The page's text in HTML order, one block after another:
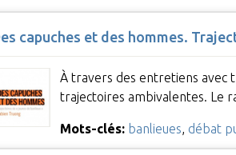
capuches et des hommes.
À travers des entretiens avec
trajectoires ambivalentes. Le
Mots-clés: banlieues, débat